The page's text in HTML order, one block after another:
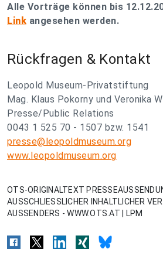
Alle Vorträge können bis
Link angesehen werden.
Rückfragen & Kontakt
Leopold Museum-Privatstiftung
Mag. Klaus Pokorny und Veronika
Presse/Public Relations
0043 1 525 70 - 1507 bzw. 1541
presse@leopoldmuseum.org
www.leopoldmuseum.org
OTS-ORIGINALTEXT
AUSSCHLIESSLICHER INHALTLICHER
AUSSENDERS - WWW.OTS.AT | LPM